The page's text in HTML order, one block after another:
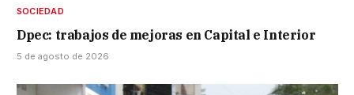
SOCIEDAD
Dpec: trabajos de mejoras en Capital e Interior
5 de agosto de 2026